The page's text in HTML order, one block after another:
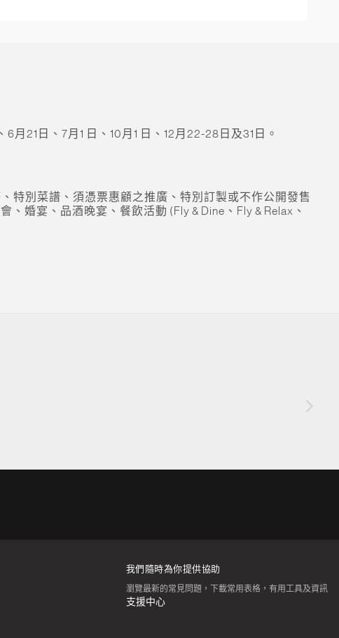
21日、7月1 日、10月1 日、12月22-28日及31日。
特別菜譜、須憑票惠顧之推廣、特別訂製或不作公開發售
婚宴、品酒晚宴、餐飲活動 (Fly & Dine、Fly & Relax、
我們隨時為你提供協助
瀏覽最新的常見問題，下載常用表格，有用工具及資訊
支援中心